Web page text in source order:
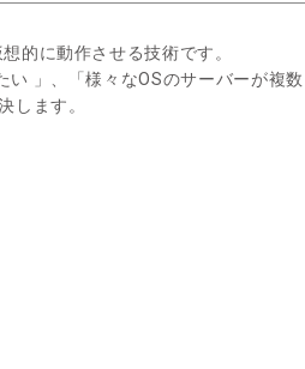
的に動作させる技術です。
」、「様々なOSのサーバーが複数
します。